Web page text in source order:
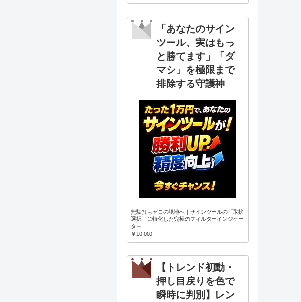
「あなたのサイン
ツール、実はもっ
と勝てます」「ダ
マシ」を極限まで
排除する守護神
無駄打ちゼロの境地へ｜サインツールの「取捨
選択」に特化した究極のフィルターインジケー
ター
￥10,000
【トレンド初動・
押し目戻りを色で
瞬時に判別】レン